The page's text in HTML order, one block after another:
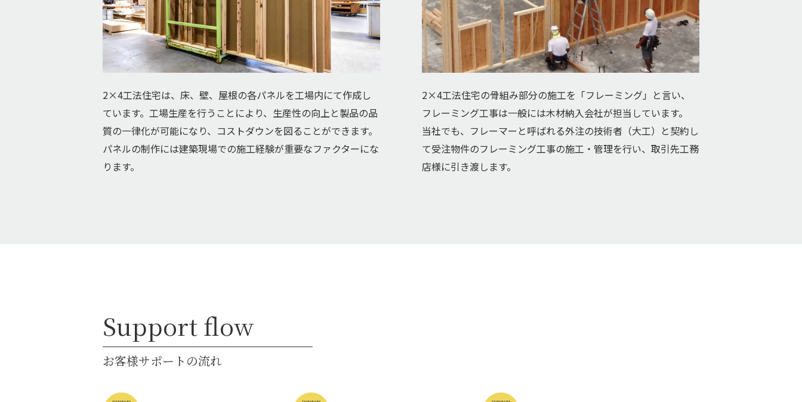
2×4工法住宅は、床、壁、屋根の各パネルを工場内にて作成し
ています。工場生産を行うことにより、生産性の向上と製品の品
質の一律化が可能になり、コストダウンを図ることができます。
パネルの制作には建築現場での施工経験が重要なファクターにな
ります。
2×4工法住宅の骨組み部分の施工を「フレーミング」と言い、
フレーミング工事は一般には木材納入会社が担当しています。
当社でも、フレーマーと呼ばれる外注の技術者（大工）と契約し
て受注物件のフレーミング工事の施工・管理を行い、取引先工務
店様に引き渡します。
Support flow
お客様サポートの流れ